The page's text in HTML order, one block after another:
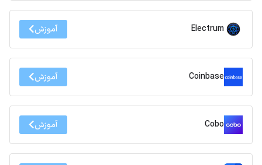
Electrum آموزش
Coinbase آموزش
Cobo آموزش